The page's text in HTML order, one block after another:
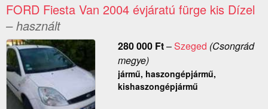
FORD Fiesta Van 2004 évjáratú fürge kis Dízel
– használt
280 000 Ft–Szeged (Csongrád
megye)
jármű, haszongépjármű,
kishaszongépjármű